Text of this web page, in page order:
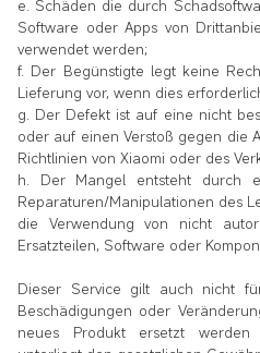
e. Schäden die durch
Software oder Apps von
verwendet werden;
f. Der Begünstigte legt keine
Lieferung vor, wenn dies
g. Der Defekt ist auf eine nicht
oder auf einen Verstoß gegen die
Richtlinien von Xiaomi oder des
h. Der Mangel entsteht durch
Reparaturen/Manipulationen des
die Verwendung von nicht
Ersatzteilen, Software oder
Dieser Service gilt auch nicht
Beschädigungen oder
neues Produkt ersetzt